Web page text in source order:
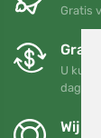
Gratis
U kunt
dagen
Wij